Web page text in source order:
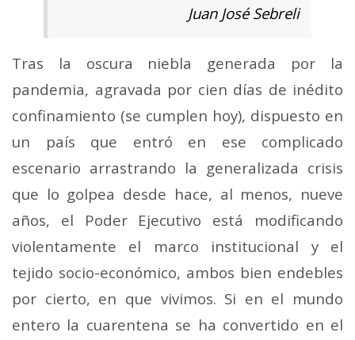
Juan José Sebreli
Tras la oscura niebla generada por la
pandemia, agravada por cien días de inédito
confinamiento (se cumplen hoy), dispuesto en
un país que entró en ese complicado
escenario arrastrando la generalizada crisis
que lo golpea desde hace, al menos, nueve
años, el Poder Ejecutivo está modificando
violentamente el marco institucional y el
tejido socio-económico, ambos bien endebles
por cierto, en que vivimos. Si en el mundo
entero la cuarentena se ha convertido en el